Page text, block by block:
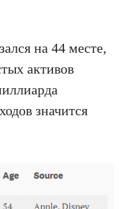
на 44 месте,
активов
значится